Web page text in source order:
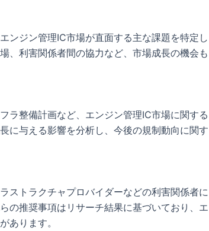
ンジン管理IC市場が直面する主な課題を特定し
、利害関係者間の協力など、市場成長の機会も
ラ整備計画など、エンジン管理IC市場に関する
に与える影響を分析し、今後の規制動向に関す
ストラクチャプロバイダーなどの利害関係者に
の推奨事項はリサーチ結果に基づいており、エ
あります。